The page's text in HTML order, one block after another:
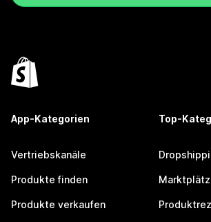
App-Kategorien
Vertriebskanäle
Produkte finden
Produkte verkaufen
Top-